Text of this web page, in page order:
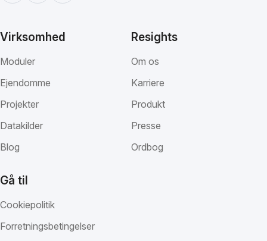
Virksomhed
Moduler
Ejendomme
Projekter
Datakilder
Blog
Resights
Om os
Karriere
Produkt
Presse
Ordbog
Gå til
Cookiepolitik
Forretningsbetingelser